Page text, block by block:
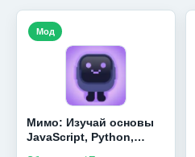
Мимо: Изучай основы
JavaScript, Python,
Мод